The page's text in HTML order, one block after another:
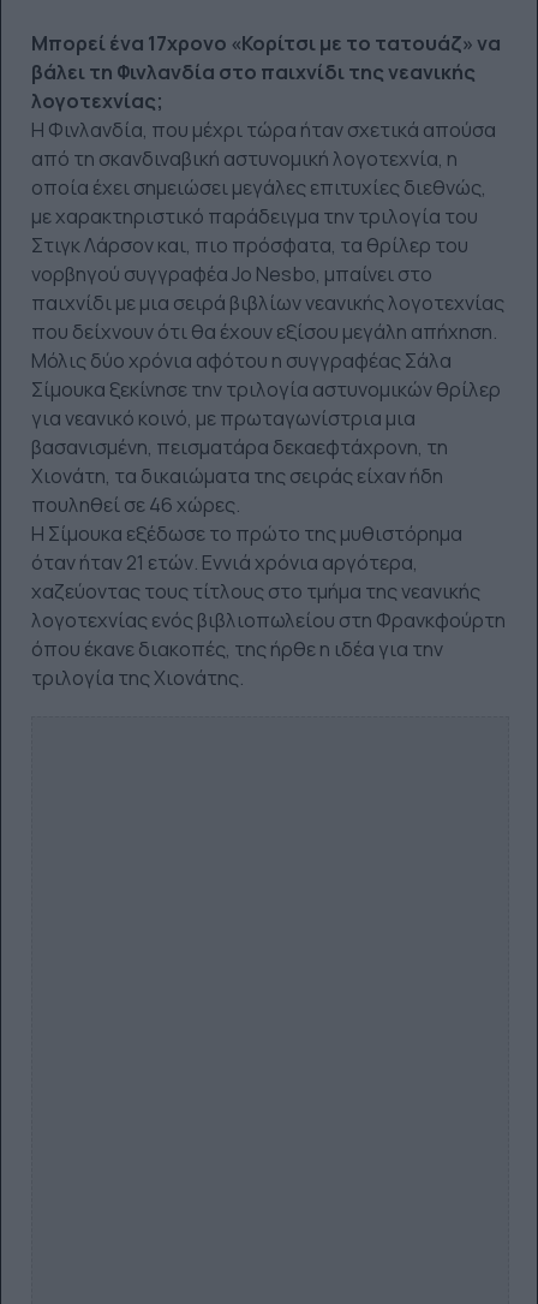
Μπορεί ένα 17χρονο «Κορίτσι με το τατουάζ» να
βάλει τη Φινλανδία στο παιχνίδι της νεανικής
λογοτεχνίας;
Η Φινλανδία, που μέχρι τώρα ήταν σχετικά απούσα
από τη σκανδιναβική αστυνομική λογοτεχνία, η
οποία έχει σημειώσει μεγάλες επιτυχίες διεθνώς,
με χαρακτηριστικό παράδειγμα την τριλογία του
Στιγκ Λάρσον και, πιο πρόσφατα, τα θρίλερ του
νορβηγού συγγραφέα Jo Nesbo, μπαίνει στο
παιχνίδι με μια σειρά βιβλίων νεανικής λογοτεχνίας
που δείχνουν ότι θα έχουν εξίσου μεγάλη απήχηση.
Μόλις δύο χρόνια αφότου η συγγραφέας Σάλα
Σίμουκα ξεκίνησε την τριλογία αστυνομικών θρίλερ
για νεανικό κοινό, με πρωταγωνίστρια μια
βασανισμένη, πεισματάρα δεκαεφτάχρονη, τη
Χιονάτη, τα δικαιώματα της σειράς είχαν ήδη
πουληθεί σε 46 χώρες.
Η Σίμουκα εξέδωσε το πρώτο της μυθιστόρημα
όταν ήταν 21 ετών. Εννιά χρόνια αργότερα,
χαζεύοντας τους τίτλους στο τμήμα της νεανικής
λογοτεχνίας ενός βιβλιοπωλείου στη Φρανκφούρτη
όπου έκανε διακοπές, της ήρθε η ιδέα για την
τριλογία της Χιονάτης.